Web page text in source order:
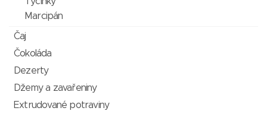
Marcipán
Čaj
Čokoláda
Dezerty
Džemy a zavařeniny
Extrudované potraviny